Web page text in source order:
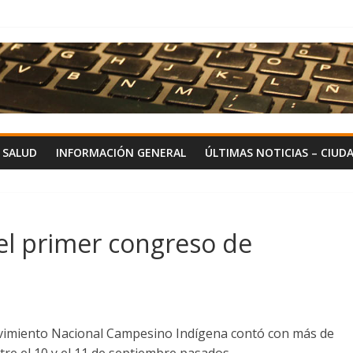
INFORMACIÓN GENERAL ÚLTIMAS NOTICIAS –
primer congreso de
Nacional Campesino Indígena contó con más de